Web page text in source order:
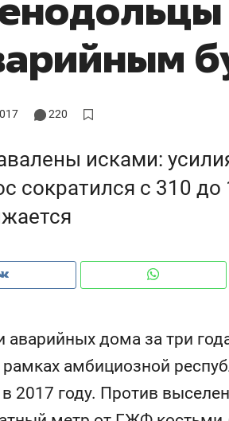
220
исками:
сократился с 310
аварийных дома за три
рамках амбициозной
в 2017 году. Против
потерять минимум
полгода»
Как бизнесу выйти на зарубежные
рынки, почему надо знать
ГРУПП» и ВТБ
оазис жилого
под Казанью
150
ID